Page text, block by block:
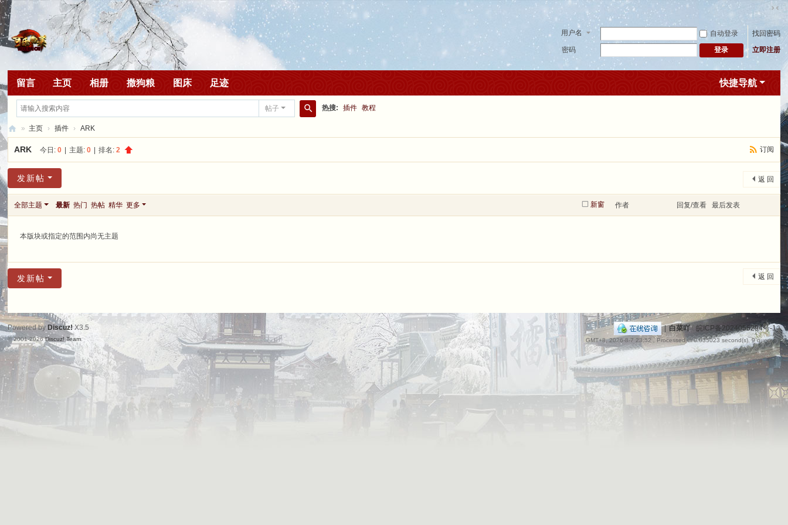
换
到
窄
用户名 自动登录
找回密码
密码
登录 立即注册
快捷导航
留言 主页 相册 撒狗粮 图床 足迹
帖子
索
热搜: 插件 教程
白
菜
吖
» 主页 › 插件 › ARK
订阅
ARK 今日:0 主题:0 排名:2
返 回
发新帖
新窗
全部主题 最新 热门 热帖 精华 更多 作者 回复/查看 最后发表
本版块或指定的范围内尚无主题
返 回
发新帖
| 白菜吖( 皖ICP备2024056294号-1)
GMT+8, 2026-8-7 23:52, Processed in 0.035023 second(s), 9 queries .
Powered by Discuz! X3.5
© 2001-2026Discuz! Team.